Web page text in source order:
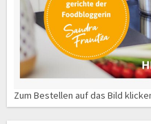
Zum Bestellen auf das Bild